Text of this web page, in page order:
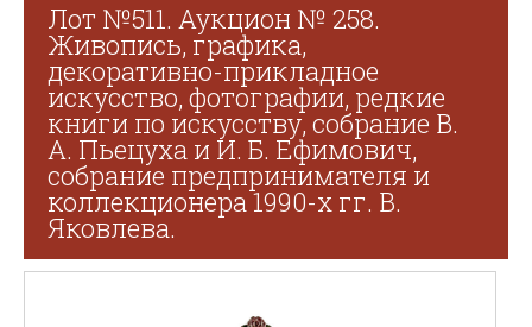
Лот №511. Аукцион № 258.
Живопись, графика,
декоративно-прикладное
искусство, фотографии, редкие
книги по искусству, собрание В.
А. Пьецуха и И. Б. Ефимович,
собрание предпринимателя и
коллекционера 1990-х гг. В.
Яковлева.